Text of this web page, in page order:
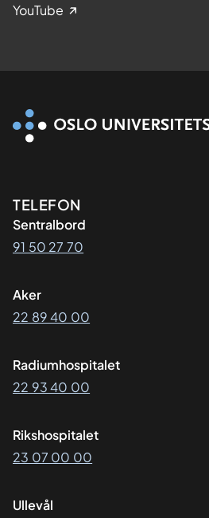
YouTube
Kontaktinformasjon
TELEFON
Sentralbord
91 50 27 70
Aker
22 89 40 00
Radiumhospitalet
22 93 40 00
Rikshospitalet
23 07 00 00
Ullevål